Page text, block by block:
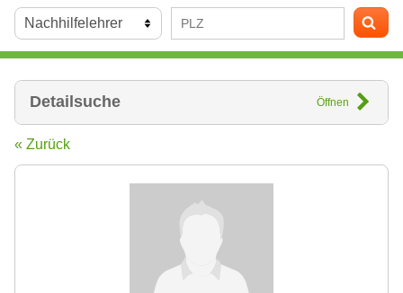
Detailsuche Öffnen
« Zurück